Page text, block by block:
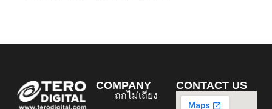
COMPANY
ถกไม่เถียง
CONTACT US